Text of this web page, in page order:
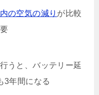
の空気の減り が比較
うと、バッテリー延
3年間になる